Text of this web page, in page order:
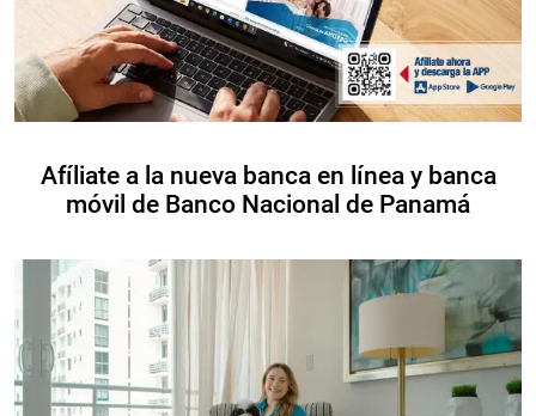
Afíliate a la nueva banca en línea y banca
móvil de Banco Nacional de Panamá